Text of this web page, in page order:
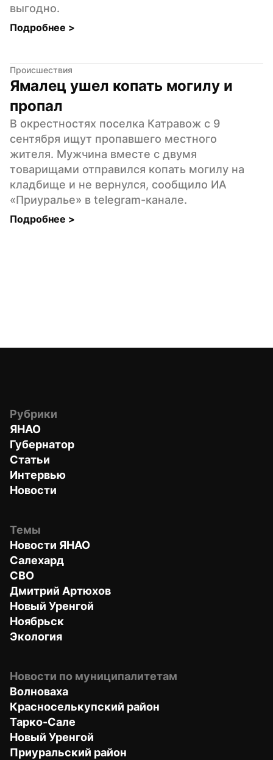
выгодно.
Подробнее >
Происшествия
Ямалец ушел копать могилу и
пропал
В окрестностях поселка Катравож с 9
сентября ищут пропавшего местного
жителя. Мужчина вместе с двумя
товарищами отправился копать могилу на
кладбище и не вернулся, сообщило ИА
«Приуралье» в telegram-канале.
Подробнее >
Рубрики
ЯНАО
Губернатор
Статьи
Интервью
Новости
Темы
Новости ЯНАО
Салехард
СВО
Дмитрий Артюхов
Новый Уренгой
Ноябрьск
Экология
Новости по муниципалитетам
Волноваха
Красноселькупский район
Тарко-Сале
Новый Уренгой
Приуральский район